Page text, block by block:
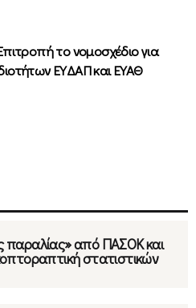
το νομοσχέδιο για
ΕΥΔΑΠ και ΕΥΑΘ
παραλίας» από ΠΑΣΟΚ και
στατιστικών